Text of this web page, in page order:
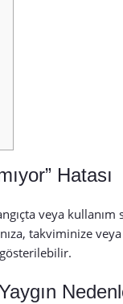
Hatası
veya
takviminize